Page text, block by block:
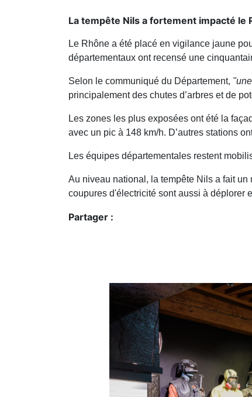
La tempête Nils a fortement impacté le
Le Rhône a été placé en vigilance jaune
départementaux ont recensé une
Selon le communiqué du Département,
principalement des chutes d’arbres et de
Les zones les plus exposées ont été la
avec un pic à 148 km/h. D’autres stations
Les équipes départementales restent
Au niveau national, la tempête Nils a fait
coupures d'électricité sont aussi à déplorer
Partager :